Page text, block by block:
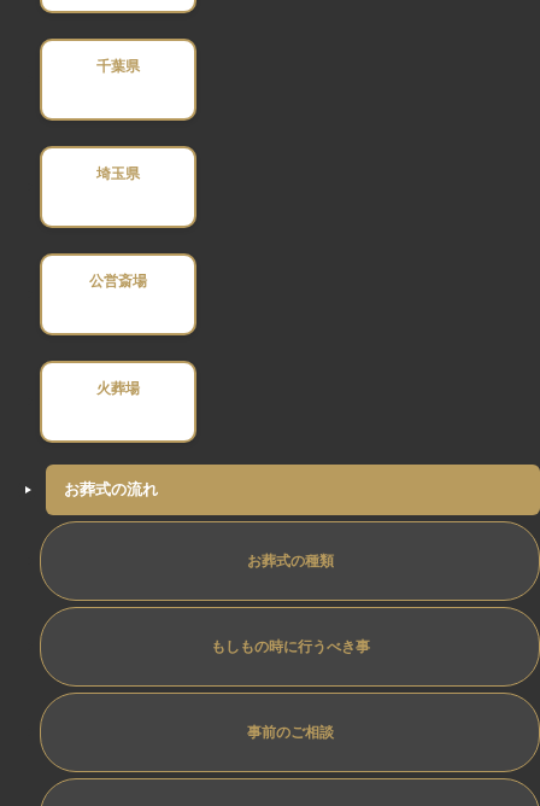
千葉県
埼玉県
公営斎場
火葬場
お葬式の流れ
お葬式の種類
もしもの時に行うべき事
事前のご相談